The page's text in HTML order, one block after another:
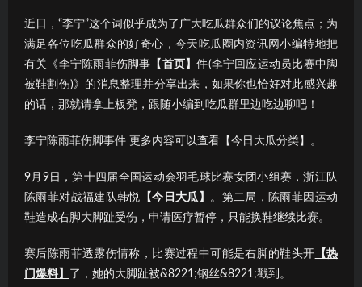
近日，“李宁”这个词似乎成为了广大吃瓜群众们的议论焦点；为
满足各位吃瓜群众的好奇心，今天吃瓜圈内资讯网小编特地把
有关《李宁陈雨菲伤脚事 【首页】件(李宁回应运动员比赛中脚
被鞋割伤)》的消息整理并分享出来，如果你也恰好对此感兴趣
的话，那就请拿上板凳，跟随小编到吃瓜群里边吃边聊吧！
李宁陈雨菲伤脚事件 更多内容可以查看【今日大瓜分类】。
9月9日，第十四届全国运动会羽毛球比赛女团小组赛，浙江队
陈雨菲对战福建队韩悦 【今日大瓜】
。第二局，陈雨菲因运动
鞋造成右脚大脚趾受伤，申请医疗暂停，只能换鞋继续比赛。
赛后陈雨菲透露伤情称，比赛过程中可能是右脚的鞋头开 【热
门爆料】 了，她的大脚趾被&8221;钢丝&8221;戳到。